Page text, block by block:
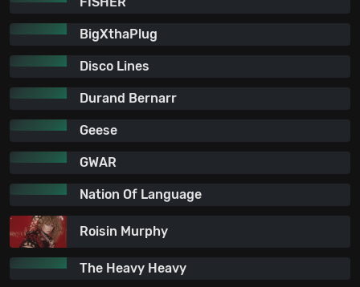
BigXthaPlug
Disco Lines
Durand Bernarr
Geese
GWAR
Nation Of Language
Roisin Murphy
The Heavy Heavy